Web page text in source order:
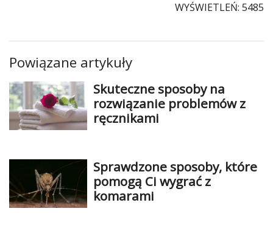
WYŚWIETLEŃ: 5485
Powiązane artykuły
Skuteczne sposoby na
rozwiązanie problemów z
ręcznikami
Sprawdzone sposoby, które
pomogą Ci wygrać z
komarami